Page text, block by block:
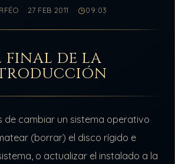
27 FEB 2011 09:03
FINAL DE LA
de cambiar un sistema operativo
(borrar) el disco rígido e
o actualizar el instalado a la